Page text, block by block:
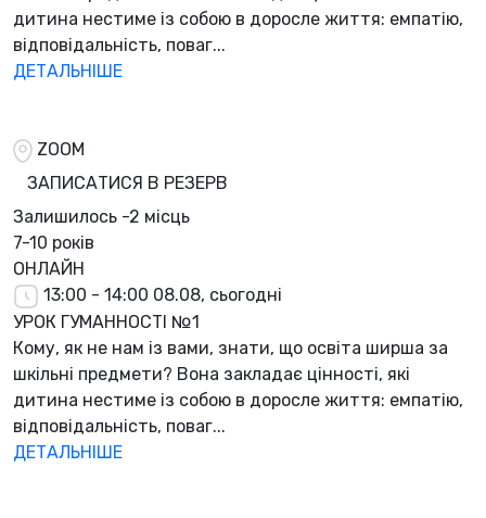
дитина нестиме із собою в доросле життя: емпатію,
відповідальність, поваг...
ДЕТАЛЬНІШЕ
ZOOM
ЗАПИСАТИСЯ В РЕЗЕРВ
Залишилось -2 місць
7-10 років
ОНЛАЙН
13:00 - 14:00 08.08, сьогодні
УРОК ГУМАННОСТІ №1
Кому, як не нам із вами, знати, що освіта ширша за
шкільні предмети? Вона закладає цінності, які
дитина нестиме із собою в доросле життя: емпатію,
відповідальність, поваг...
ДЕТАЛЬНІШЕ